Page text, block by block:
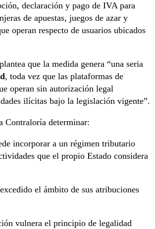
declaración y pago de IVA para
de apuestas, juegos de azar y
operan respecto de usuarios ubicados
que la medida genera “una seria
, toda vez que las plataformas de
operan sin autorización legal
ilícitas bajo la legislación vigente”.
Contraloría determinar:
incorporar a un régimen tributario
que el propio Estado considera
el ámbito de sus atribuciones
vulnera el principio de legalidad